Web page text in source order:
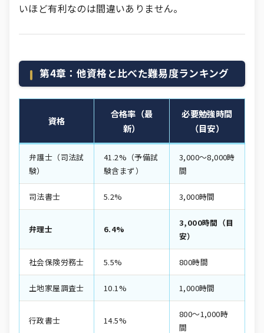
いほど有利なのは間違いありません。
第4章：他資格と比べた難易度ランキング
資格
合格率（最
新）
必要勉強時間
（目安）
弁護士（司法試
験）
41.2%（予備試
験含まず）
3,000〜8,000時
間
司法書士 5.2% 3,000時間
弁理士 6.4%
3,000時間（目
安）
社会保険労務士 5.5% 800時間
土地家屋調査士 10.1% 1,000時間
行政書士 14.5%
800〜1,000時
間